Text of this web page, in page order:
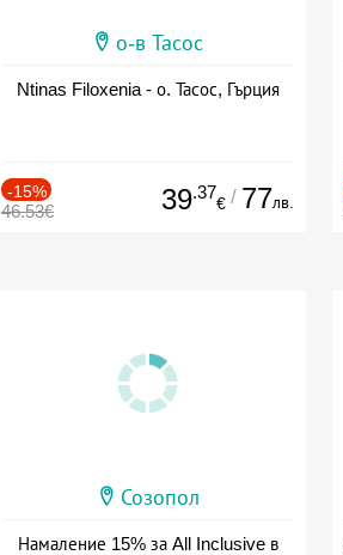
о-в Тасос
Ntinas Filoxenia - о. Тасос, Гърция
-15%
46.53€ 39.37
€ / 77лв.
Созопол
Намаление 15% за All Inclusive в